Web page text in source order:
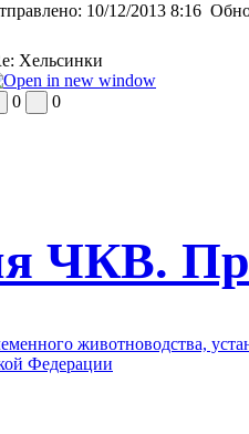
10/12/2013 8:16
Хельсинки
0 0
ЧКВ.
животноводства,
Федерации